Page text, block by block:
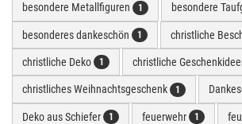
besondere Metallfiguren 1 besondere
besonderes dankeschön 1 christliche
christliche Deko 1 christliche
christliches Weihnachtsgeschenk 1
Deko aus Schiefer 1 feuerwehr 1